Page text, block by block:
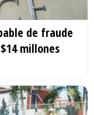
de fraude
millones